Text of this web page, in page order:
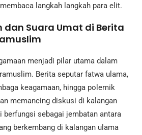
langkah langkah para elit.
dan Suara Umat di Berita
menjadi pilar utama dalam
Berita seputar fatwa ulama,
keagamaan, hingga polemik
memancing diskusi di kalangan
berfungsi sebagai jembatan antara
berkembang di kalangan ulama